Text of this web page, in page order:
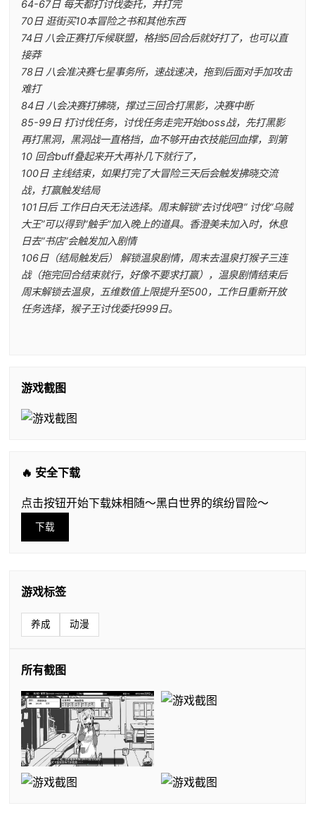
64-67日 每天都打讨伐委托，并打完
70日 逛街买10本冒险之书和其他东西
74日 八会正赛打斥候联盟，格挡5回合后就好打了，也可以直
接莽
78日 八会准决赛七星事务所，速战速决，拖到后面对手加攻击
难打
84日 八会决赛打拂晓，撑过三回合打黑影，决赛中断
85-99日 打讨伐任务，讨伐任务走完开始boss战，先打黑影
再打黑洞，黑洞战一直格挡，血不够开由衣技能回血撑，到第
10 回合buff叠起来开大再补几下就行了，
100日 主线结束，如果打完了大冒险三天后会触发拂晓交流
战，打赢触发结局
101日后 工作日白天无法选择。周末解锁“去讨伐吧!” 讨伐“乌贼
大王”可以得到“触手”加入晚上的道具。香澄美未加入时，休息
日去“书店”会触发加入剧情
106日（结局触发后） 解锁温泉剧情，周末去温泉打猴子三连
战（拖完回合结束就行，好像不要求打赢），温泉剧情结束后
周末解锁去温泉，五维数值上限提升至500，工作日重新开放
任务选择，猴子王讨伐委托999日。
游戏截图
🔥 安全下载
点击按钮开始下载妹相随～黑白世界的缤纷冒险～
下载
游戏标签
养成 动漫
所有截图